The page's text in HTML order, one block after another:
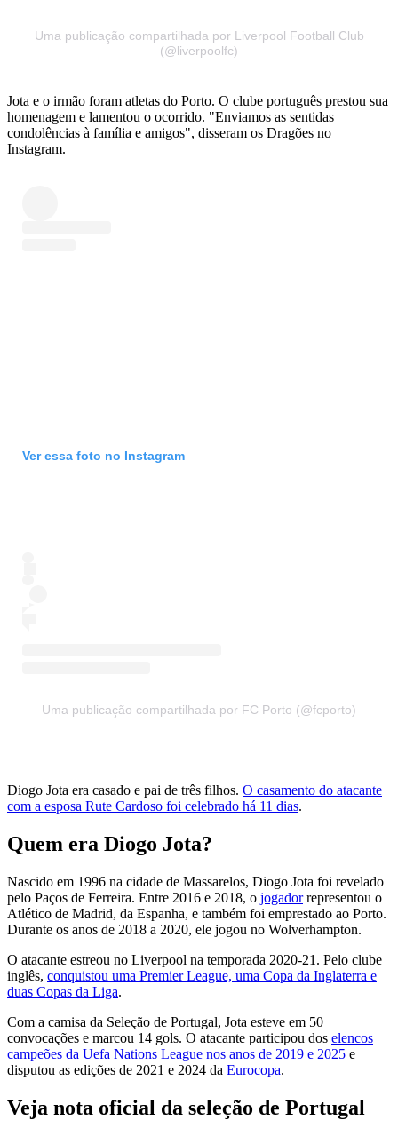
Uma publicação compartilhada por Liverpool Football Club
(@liverpoolfc)
Jota e o irmão foram atletas do Porto. O clube português prestou sua
homenagem e lamentou o ocorrido. "Enviamos as sentidas
condolências à família e amigos", disseram os Dragões no
Instagram.
Ver essa foto no Instagram
Uma publicação compartilhada por FC Porto (@fcporto)
Diogo Jota era casado e pai de três filhos. O casamento do atacante
com a esposa Rute Cardoso foi celebrado há 11 dias.
Quem era Diogo Jota?
Nascido em 1996 na cidade de Massarelos, Diogo Jota foi revelado
pelo Paços de Ferreira. Entre 2016 e 2018, o jogadorrepresentou o
Atlético de Madrid, da Espanha, e também foi emprestado ao Porto.
Durante os anos de 2018 a 2020, ele jogou no Wolverhampton.
O atacante estreou no Liverpool na temporada 2020-21. Pelo clube
inglês, conquistou uma Premier League, uma Copa da Inglaterra e
duas Copas da Liga.
Com a camisa da Seleção de Portugal, Jota esteve em 50
convocações e marcou 14 gols. O atacante participou dos elencos
campeões da Uefa Nations League nos anos de 2019 e 2025 e
disputou as edições de 2021 e 2024 da Eurocopa.
Veja nota oficial da seleção de Portugal